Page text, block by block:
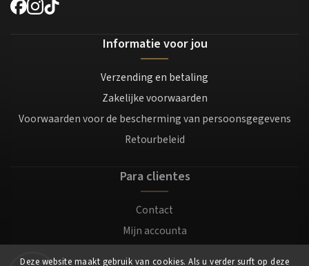
Deze website maakt gebruik van cookies. Als u verder surft op deze
Informatie voor jou
Verzending en betaling
Zakelijke voorwaarden
Voorwaarden voor de bescherming van persoonsgegevens
Retourbeleid
Para clientes
Contact
Mijn accounta